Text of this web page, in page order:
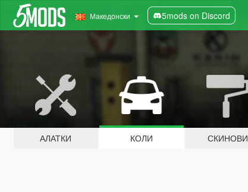
Македонски 5mods on Discord
АЛАТКИ КОЛИ СКИНОВИ